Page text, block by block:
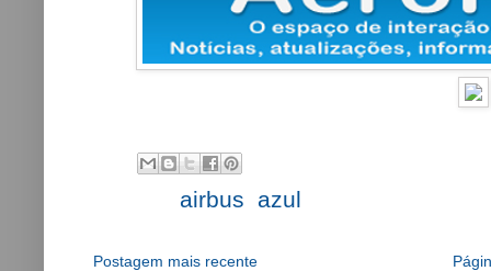
airbus azul
Postagem mais recente